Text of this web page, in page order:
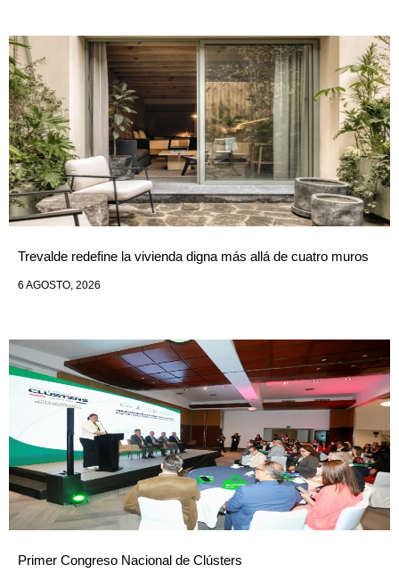
Trevalde redefine la vivienda digna más allá de cuatro muros
6 AGOSTO, 2026
Primer Congreso Nacional de Clústers